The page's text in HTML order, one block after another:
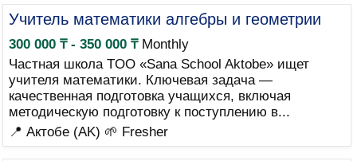
Учитель математики алгебры и геометрии
300 000 ₸ - 350 000 ₸Monthly
Частная школа TOO «Sana School Aktobe» ищет
учителя математики. Ключевая задача —
качественная подготовка учащихся, включая
методическую подготовку к поступлению в...
📍 Актобе (AK) 🌱 Fresher